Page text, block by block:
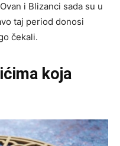
i Blizanci sada su u
taj period donosi
čekali.
koja